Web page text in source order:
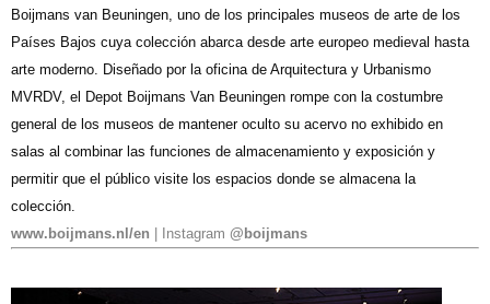
Boijmans van Beuningen, uno de los principales museos de arte de los
Países Bajos cuya colección abarca desde arte europeo medieval hasta
arte moderno. Diseñado por la oficina de Arquitectura y Urbanismo
MVRDV, el Depot Boijmans Van Beuningen rompe con la costumbre
general de los museos de mantener oculto su acervo no exhibido en
salas al combinar las funciones de almacenamiento y exposición y
permitir que el público visite los espacios donde se almacena la
colección.
www.boijmans.nl/en
| Instagram @boijmans